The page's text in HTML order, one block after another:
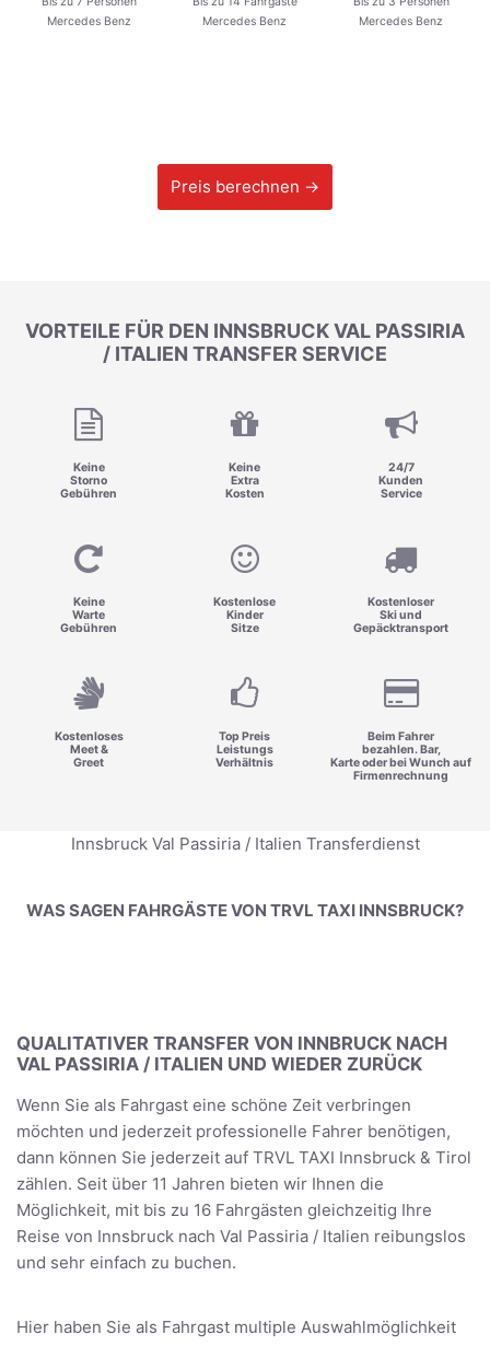
Mercedes Benz
Mercedes Benz
Mercedes Benz
Preis berechnen →
VORTEILE FÜR DEN INNSBRUCK VAL PASSIRIA
/ ITALIEN TRANSFER SERVICE
Keine
Storno
Gebühren
Keine
Extra
Kosten
24/7
Kunden
Service
Keine
Warte
Gebühren
Kostenlose
Kinder
Sitze
Kostenloser
Ski und
Gepäcktransport
Kostenloses
Meet &
Greet
Top Preis
Leistungs
Verhältnis
Beim Fahrer
bezahlen. Bar,
Karte oder bei Wunch auf
Firmenrechnung
Innsbruck Val Passiria / Italien Transferdienst
WAS SAGEN FAHRGÄSTE VON TRVL TAXI INNSBRUCK?
QUALITATIVER TRANSFER VON INNBRUCK NACH
VAL PASSIRIA / ITALIEN UND WIEDER ZURÜCK
Wenn Sie als Fahrgast eine schöne Zeit verbringen
möchten und jederzeit professionelle Fahrer benötigen,
dann können Sie jederzeit auf TRVL TAXI Innsbruck & Tirol
zählen. Seit über 11 Jahren bieten wir Ihnen die
Möglichkeit, mit bis zu 16 Fahrgästen gleichzeitig Ihre
Reise von Innsbruck nach Val Passiria / Italien reibungslos
und sehr einfach zu buchen.
Hier haben Sie als Fahrgast multiple Auswahlmöglichkeit